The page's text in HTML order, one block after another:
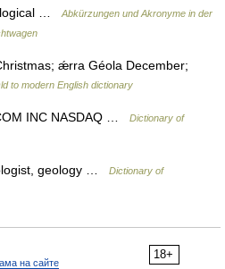
…
Abkürzungen und Akronyme in der
ǽrra Géola December;
to modern English dictionary
INC NASDAQ …
Dictionary of
geology …
Dictionary of
18+
на сайте